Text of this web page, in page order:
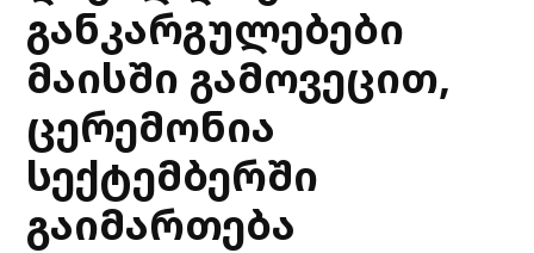
განკარგულებები
მაისში გამოვეცით,
ცერემონია
სექტემბერში
გაიმართება